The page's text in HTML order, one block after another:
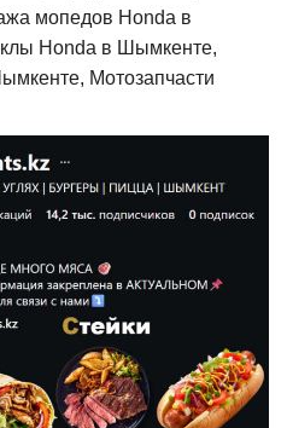
мопедов Honda в
Honda в Шымкенте,
Мотозапчасти